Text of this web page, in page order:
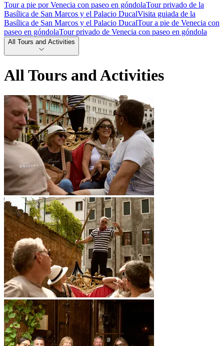
Tour a pie por Venecia con paseo en góndolaTour privado de la
Basílica de San Marcos y el Palacio DucalVisita guiada de la
Basílica de San Marcos y el Palacio DucalTour a pie de Venecia con
paseo en góndolaTour privado de Venecia con paseo en góndola
All Tours and Activities
All Tours and Activities